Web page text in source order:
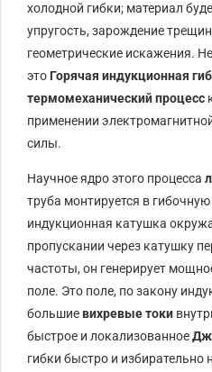
холодной гибки; материал
упругость, зарождение
геометрические искажения.
это Горячая индукционная
термомеханический процесс
применении
силы.
Научное ядро ​​этого процесса
труба монтируется в
индукционная катушка
пропускании через катушку
частоты, он генерирует
поле. Это поле, по закону
большие вихревые токи
быстрое и локализованное
гибки быстро и избирательно